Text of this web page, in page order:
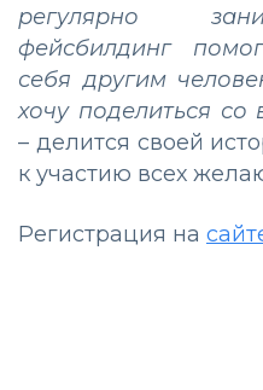
регулярно
фейсбилдинг
себя другим
хочу поделиться
– делится своей
к участию всех
Регистрация на